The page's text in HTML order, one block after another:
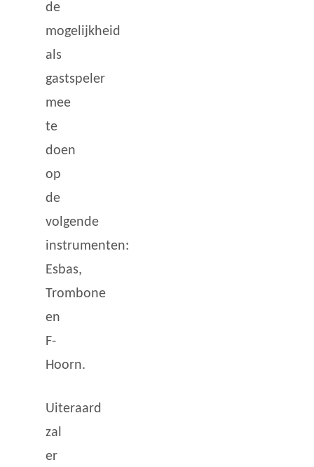
de
mogelijkheid
als
gastspeler
mee
te
doen
op
de
volgende
instrumenten:
Esbas,
Trombone
en
F-
Hoorn.
Uiteraard
zal
er